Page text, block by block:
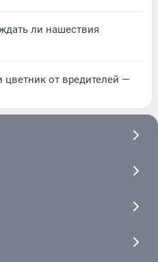
ли нашествия
цветник от вредителей —